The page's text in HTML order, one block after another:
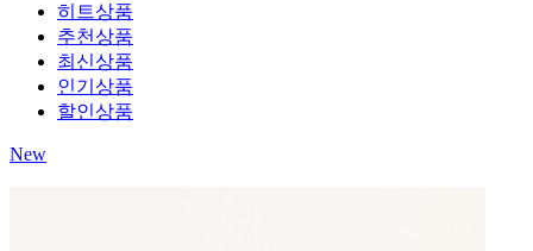
히트상품
추천상품
최신상품
인기상품
할인상품
New